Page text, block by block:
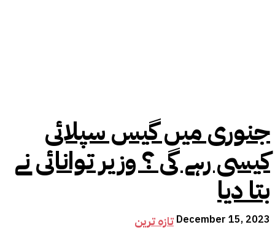
جنوری میں گیس سپلائی
کیسی رہے گی ؟ وزیر توانائی نے
بتا دیا
تازہ ترین December 15, 2023